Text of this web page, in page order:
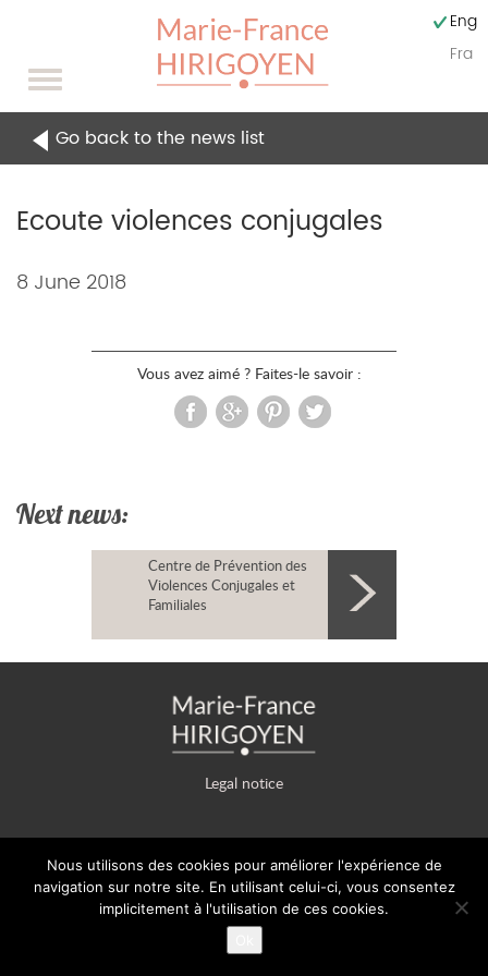
Toggle
Go back to the news list
Ecoute violences conjugales
Content
8 June 2018
Vous avez aimé ? Faites-le savoir :
Next news:
Centre de Prévention des
Violences Conjugales et
Familiales
Legal notice
© 2009-2026 Copyright Marie-France HIRIGOYEN - This site and
its content are the property of Marie-France Hirigoyen.
Nous utilisons des cookies pour améliorer l'expérience de
navigation sur notre site. En utilisant celui-ci, vous consentez
implicitement à l'utilisation de ces cookies.